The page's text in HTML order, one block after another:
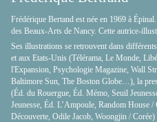
Frédérique Bertand est née en 1969 à
des Beaux-Arts de Nancy. Cette autrice-
Ses illustrations se retrouvent dans
et aux Etats-Unis (Télérama, Le Monde,
l'Expansion, Psychologie Magazine, Wall
Baltimore Sun, The Boston Globe…), la
(Éd. du Rouergue, Éd. Mémo, Seuil
Jeunesse, Éd. L’Ampoule, Random House
Découverte, Odile Jacob, Woongjin /